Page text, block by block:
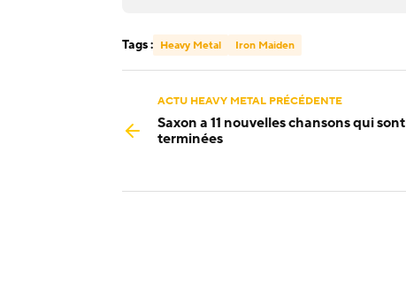
Tags : Heavy Metal Iron Maiden
ACTU HEAVY METAL PRÉCÉDENTE
Saxon a 11 nouvelles chansons qui sont
terminées